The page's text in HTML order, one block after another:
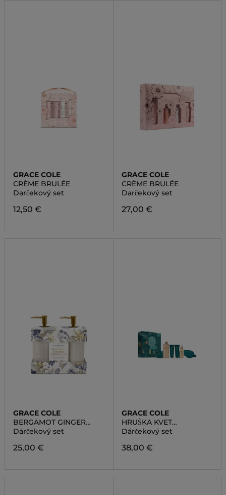
GRACE COLE
CRÈME BRULÉE
Darčekový set
12,50 €
GRACE COLE
CRÈME BRULÉE
Darčekový set
27,00 €
GRACE COLE
BERGAMOT GINGER
LEMONGRASS
Dárčekový set
25,00 €
GRACE COLE
HRUŠKA KVET
NEKTÁRINKY
Dárčekový set
38,00 €